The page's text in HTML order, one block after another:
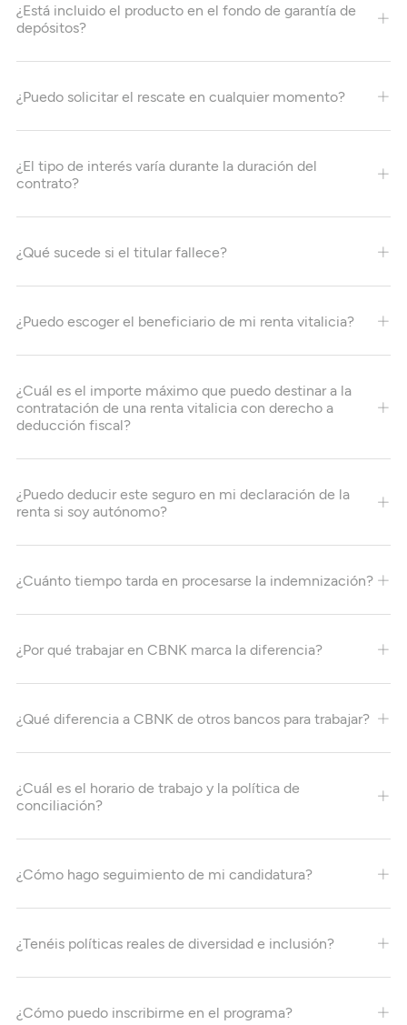
¿Está incluido el producto en el fondo de garantía de
depósitos?
¿Puedo solicitar el rescate en cualquier momento?
¿El tipo de interés varía durante la duración del
contrato?
¿Qué sucede si el titular fallece?
¿Puedo escoger el beneficiario de mi renta vitalicia?
¿Cuál es el importe máximo que puedo destinar a la
contratación de una renta vitalicia con derecho a
deducción fiscal?
¿Puedo deducir este seguro en mi declaración de la
renta si soy autónomo?
¿Cuánto tiempo tarda en procesarse la indemnización?
¿Por qué trabajar en CBNK marca la diferencia?
¿Qué diferencia a CBNK de otros bancos para trabajar?
¿Cuál es el horario de trabajo y la política de
conciliación?
¿Cómo hago seguimiento de mi candidatura?
¿Tenéis políticas reales de diversidad e inclusión?
¿Cómo puedo inscribirme en el programa?